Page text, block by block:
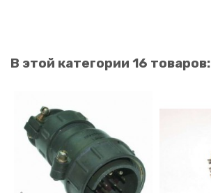
В этой категории 16 товаров: